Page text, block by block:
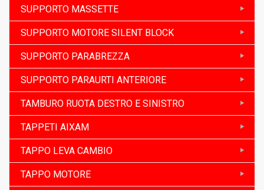
SUPPORTO MASSETTE
SUPPORTO MOTORE SILENT BLOCK
SUPPORTO PARABREZZA
SUPPORTO PARAURTI ANTERIORE
TAMBURO RUOTA DESTRO E SINISTRO
TAPPETI AIXAM
TAPPO LEVA CAMBIO
TAPPO MOTORE